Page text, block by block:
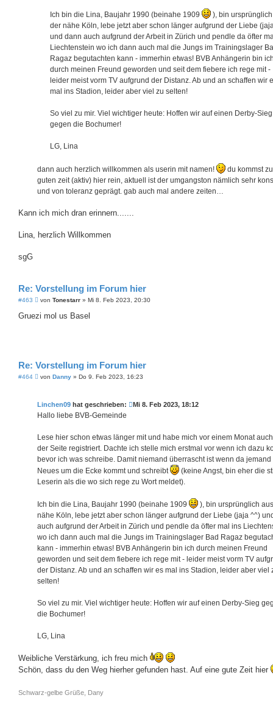
Ich bin die Lina, Baujahr 1990 (beinahe 1909
), bin
der nähe Köln, lebe jetzt aber schon länger aufgrund der Liebe
und dann auch aufgrund der Arbeit in Zürich und pendle da öfter
Liechtenstein wo ich dann auch mal die Jungs im Trainingslager
Ragaz begutachten kann - immerhin etwas! BVB Anhängerin bin
durch meinen Freund geworden und seit dem fiebere ich rege mit -
leider meist vorm TV aufgrund der Distanz. Ab und an schaffen wir
mal ins Stadion, leider aber viel zu selten!
So viel zu mir. Viel wichtiger heute: Hoffen wir auf einen Derby-Sieg
gegen die Bochumer!
LG, Lina
dann auch herzlich willkommen als userin mit namen!
du kommst
guten zeit (aktiv) hier rein, aktuell ist der umgangston nämlich sehr
und von toleranz geprägt. gab auch mal andere zeiten…
Kann ich mich dran erinnern.......
Lina, herzlich Willkommen
sgG
Re: Vorstellung im Forum hier
#463
B
i
von Tonestarr » Mi 8. Feb 2023, 20:30
Gruezi mol us Basel
Re: Vorstellung im Forum hier
#464
B
r
a
g
von Danny » Do 9. Feb 2023, 16:23
Linchen09 hat geschrieben: Mi 8. Feb 2023, 18:12
Hallo liebe BVB-Gemeinde
Lese hier schon etwas länger mit und habe mich vor einem Monat
der Seite registriert. Dachte ich stelle mich erstmal vor wenn ich dazu
bevor ich was schreibe. Damit niemand überrascht ist wenn da jemand
Neues um die Ecke kommt und schreibt
(keine Angst, bin eher die
Leserin als die wo sich rege zu Wort meldet).
Ich bin die Lina, Baujahr 1990 (beinahe 1909
), bin ursprünglich
nähe Köln, lebe jetzt aber schon länger aufgrund der Liebe (jaja ^^)
auch aufgrund der Arbeit in Zürich und pendle da öfter mal ins
wo ich dann auch mal die Jungs im Trainingslager Bad Ragaz
kann - immerhin etwas! BVB Anhängerin bin ich durch meinen Freund
geworden und seit dem fiebere ich rege mit - leider meist vorm TV
der Distanz. Ab und an schaffen wir es mal ins Stadion, leider aber viel
selten!
So viel zu mir. Viel wichtiger heute: Hoffen wir auf einen Derby-Sieg
die Bochumer!
LG, Lina
Weibliche Verstärkung, ich freu mich
Schön, dass du den Weg hierher gefunden hast. Auf eine gute Zeit hier
Schwarz-gelbe Grüße, Dany